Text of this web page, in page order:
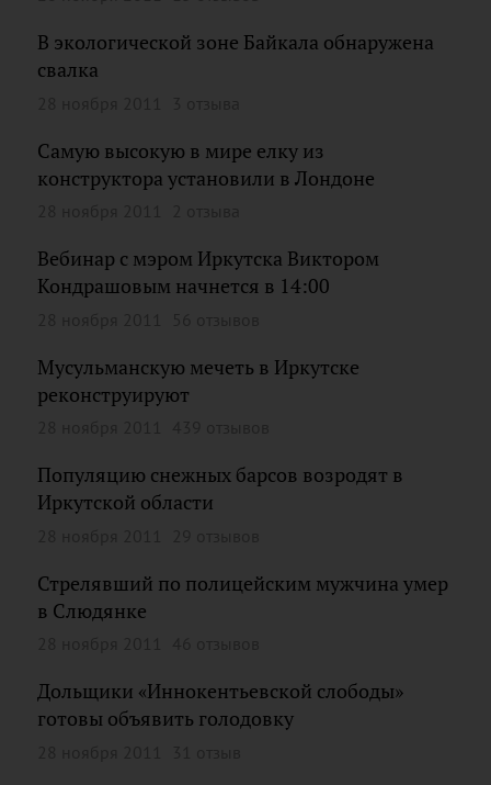
В экологической зоне Байкала обнаружена
свалка
Самую высокую в мире елку из
конструктора установили в Лондоне
Вебинар с мэром Иркутска Виктором
Кондрашовым начнется в 14:00
Мусульманскую мечеть в Иркутске
реконструируют
Популяцию снежных барсов возродят в
Иркутской области
Стрелявший по полицейским мужчина умер
в Слюдянке
Дольщики «Иннокентьевской слободы»
готовы объявить голодовку